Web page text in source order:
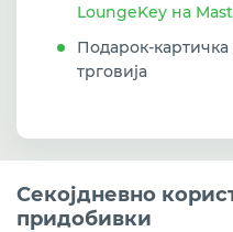
LoungeKey на
Подарок-
трговија
Секојдневно
придобивки